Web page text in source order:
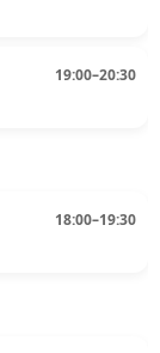
19:00–20:30
18:00–19:30